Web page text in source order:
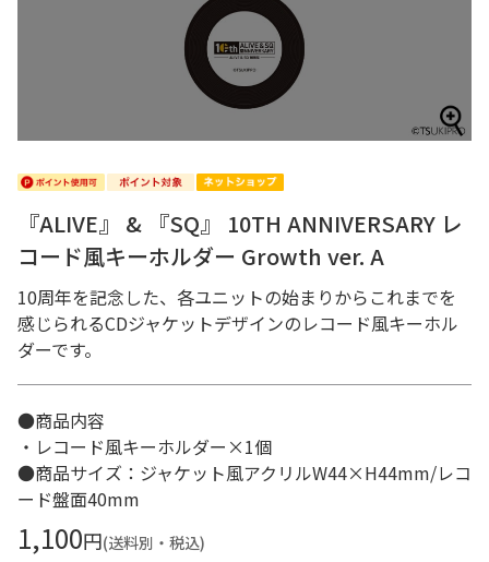
『ALIVE』 & 『SQ』 10TH ANNIVERSARY レ
コード風キーホルダー Growth ver. A
10周年を記念した、各ユニットの始まりからこれまでを
感じられるCDジャケットデザインのレコード風キーホル
ダーです。
●商品内容
・レコード風キーホルダー×1個
●商品サイズ：ジャケット風アクリルW44×H44mm/レコ
ード盤面40mm
1,100円(送料別・税込)